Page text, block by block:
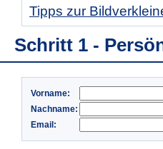
Tipps zur
Schritt 1 -
Vorname:
Nachname:
Email: